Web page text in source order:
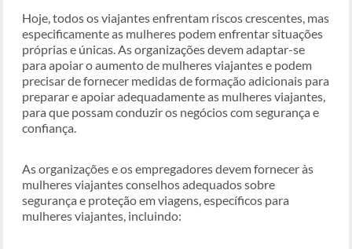
Hoje, todos os viajantes enfrentam riscos crescentes, mas
especificamente as mulheres podem enfrentar situações
próprias e únicas. As organizações devem adaptar-se
para apoiar o aumento de mulheres viajantes e podem
precisar de fornecer medidas de formação adicionais para
preparar e apoiar adequadamente as mulheres viajantes,
para que possam conduzir os negócios com segurança e
confiança.
As organizações e os empregadores devem fornecer às
mulheres viajantes conselhos adequados sobre
segurança e proteção em viagens, específicos para
mulheres viajantes, incluindo: